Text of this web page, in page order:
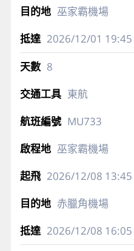
巫家霸機場
2026/12/01 19:45
8
東航
MU733
巫家霸機場
2026/12/08 13:45
赤臘角機場
2026/12/08 16:05